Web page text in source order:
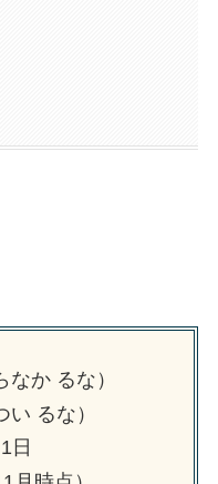
か るな）
るな）
日